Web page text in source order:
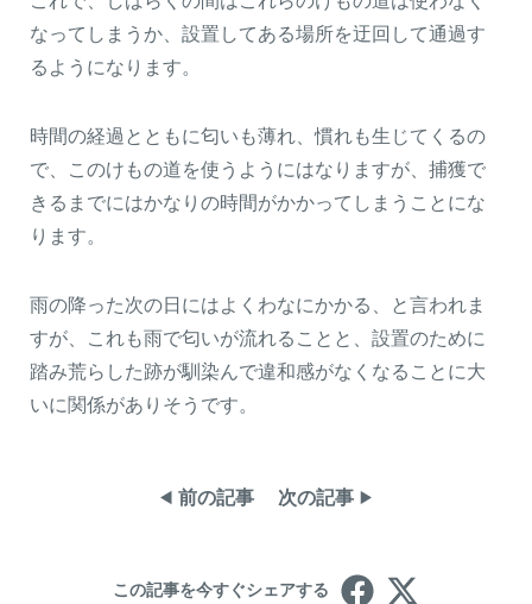
なってしまうか、設置してある場所を迂回して通過す
るようになります。
時間の経過とともに匂いも薄れ、慣れも生じてくるの
で、このけもの道を使うようにはなりますが、捕獲で
きるまでにはかなりの時間がかかってしまうことにな
ります。
雨の降った次の日にはよくわなにかかる、と言われま
すが、これも雨で匂いが流れることと、設置のために
踏み荒らした跡が馴染んで違和感がなくなることに大
いに関係がありそうです。
前の記事 次の記事
この記事を今すぐシェアする